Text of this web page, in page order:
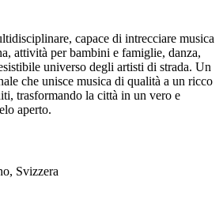
capace di intrecciare musica
attività per bambini e famiglie, danza,
universo degli artisti di strada. Un
che unisce musica di qualità a un ricco
trasformando la città in un vero e
aperto.
Svizzera